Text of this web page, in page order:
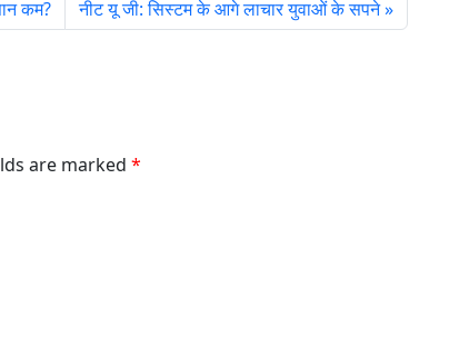
कम? नीट यू जी: सिस्टम के आगे लाचार युवाओं के सपने
are marked *